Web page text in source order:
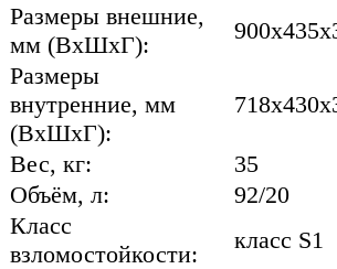
Размеры внешние,
мм (ВхШхГ):
Размеры
внутренние, мм
(ВхШхГ):
Вес, кг:
35
Объём, л:
92/20
Класс
взломостойкости:
класс S1